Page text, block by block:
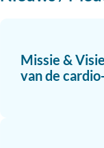
Missie &
van de